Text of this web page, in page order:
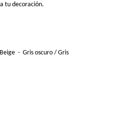
tu decoración.
- Gris oscuro / Gris